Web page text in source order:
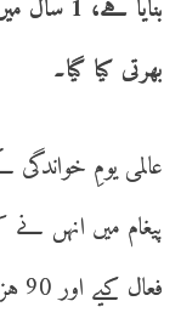
بھرتی کیا گیا۔
عالمی یومِ
فعال کیے اور 90 ہزار بچے زیورِ تعلیم سے آراستہ ہوئے۔